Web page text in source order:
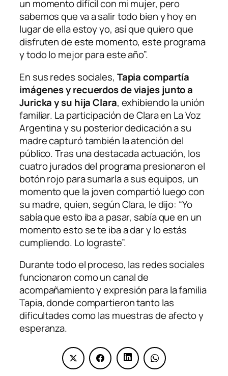
un momento difícil con mi mujer, pero
sabemos que va a salir todo bien y hoy en
lugar de ella estoy yo, así que quiero que
disfruten de este momento, este programa
y todo lo mejor para este año”.
En sus redes sociales, Tapia compartía
imágenes y recuerdos de viajes junto a
Juricka y su hija Clara, exhibiendo la unión
familiar. La participación de Clara en La Voz
Argentina y su posterior dedicación a su
madre capturó también la atención del
público. Tras una destacada actuación, los
cuatro jurados del programa presionaron el
botón rojo para sumarla a sus equipos, un
momento que la joven compartió luego con
su madre, quien, según Clara, le dijo: “Yo
sabía que esto iba a pasar, sabía que en un
momento esto se te iba a dar y lo estás
cumpliendo. Lo lograste”.
Durante todo el proceso, las redes sociales
funcionaron como un canal de
acompañamiento y expresión para la familia
Tapia, donde compartieron tanto las
dificultades como las muestras de afecto y
esperanza.